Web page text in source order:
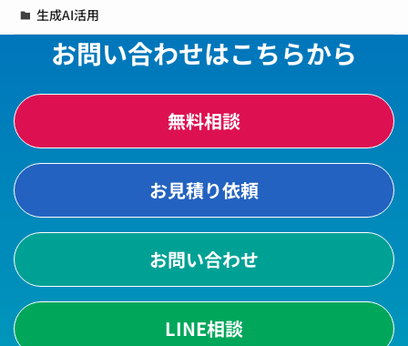
生成AI活用
お問い合わせはこちらから
無料相談
お見積り依頼
お問い合わせ
LINE相談